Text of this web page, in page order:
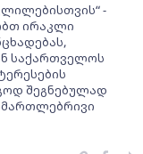
-
ირაკლი
საქართველოს
შეგნებულად